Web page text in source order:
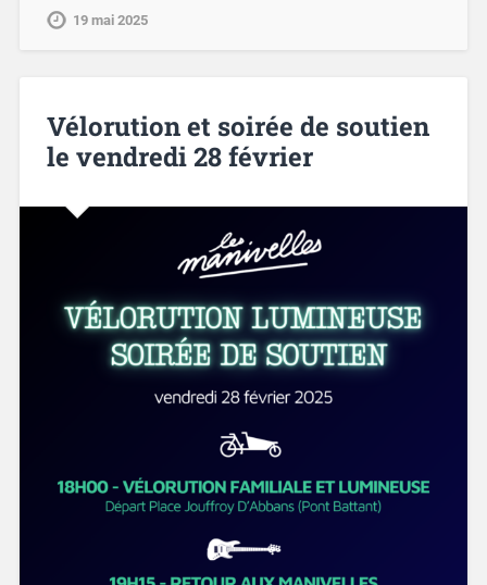
19 mai 2025
Vélorution et soirée de soutien
le vendredi 28 février